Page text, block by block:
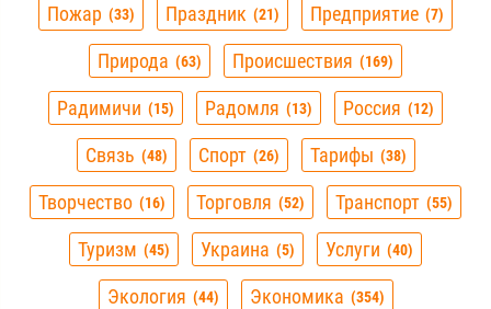
Пожар 33 Праздник 21 Предприятие 7
Природа 63 Происшествия 169
Радимичи 15 Радомля 13 Россия 12
Связь 48 Спорт 26 Тарифы 38
Творчество 16 Торговля 52 Транспорт 55
Туризм 45 Украина 5 Услуги 40
Экология 44 Экономика 354